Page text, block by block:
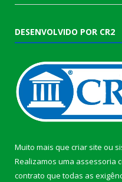
DESENVOLVIDO POR CR2
Muito mais que criar site ou
Realizamos uma assessoria
contrato que todas as